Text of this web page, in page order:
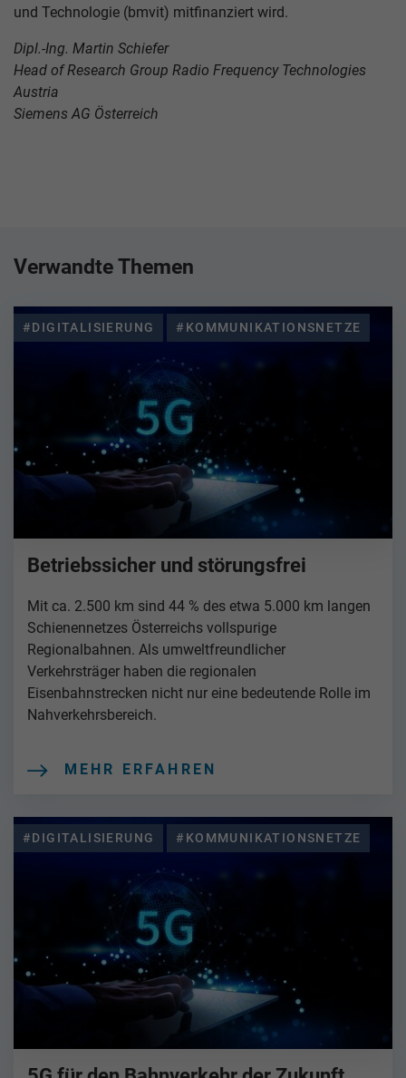
und Technologie (bmvit) mitfinanziert wird.
Dipl.-Ing. Martin Schiefer
Head of Research Group Radio Frequency Technologies
Austria
Siemens AG Österreich
Verwandte Themen
#DIGITALISIERUNG #KOMMUNIKATIONSNETZE
Betriebssicher und störungsfrei
Mit ca. 2.500 km sind 44 % des etwa 5.000 km langen
Schienennetzes Österreichs vollspurige
Regionalbahnen. Als umweltfreundlicher
Verkehrsträger haben die regionalen
Eisenbahnstrecken nicht nur eine bedeutende Rolle im
Nahverkehrsbereich.
MEHR ERFAHREN
#DIGITALISIERUNG #KOMMUNIKATIONSNETZE